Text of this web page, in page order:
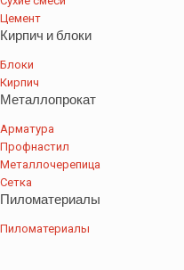
Цемент
Кирпич и блоки
Блоки
Кирпич
Металлопрокат
Арматура
Профнастил
Металлочерепица
Сетка
Пиломатериалы
Пиломатериалы